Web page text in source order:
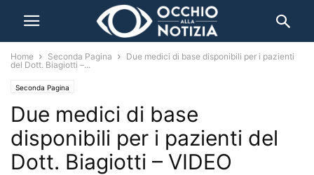
Home Seconda Pagina
Due medici di base disponibili per i pazienti
del Dott. Biagiotti –...
Seconda Pagina
Due medici di base
disponibili per i pazienti del
Dott. Biagiotti – VIDEO